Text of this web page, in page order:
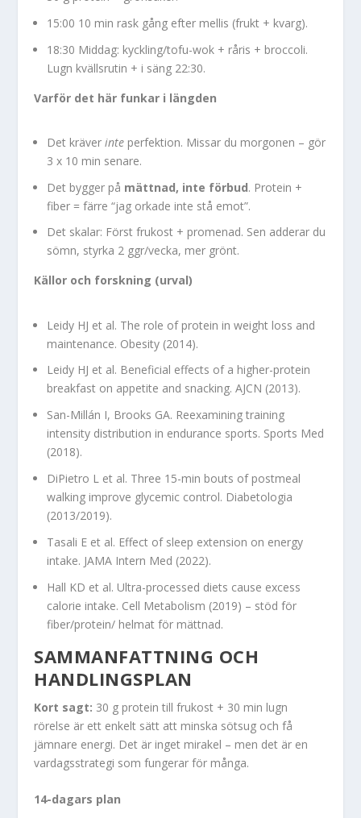
15:00 10 min rask gång efter mellis (frukt + kvarg).
18:30 Middag: kyckling/tofu-wok + råris + broccoli.
Lugn kvällsrutin + i säng 22:30.
Varför det här funkar i längden
Det kräverinte perfektion. Missar du morgonen – gör
3 x 10 min senare.
Det bygger på mättnad, inte förbud. Protein +
fiber = färre “jag orkade inte stå emot”.
Det skalar: Först frukost + promenad. Sen adderar du
sömn, styrka 2 ggr/vecka, mer grönt.
Källor och forskning (urval)
Leidy HJ et al. The role of protein in weight loss and
maintenance. Obesity (2014).
Leidy HJ et al. Beneficial effects of a higher-protein
breakfast on appetite and snacking. AJCN (2013).
San-Millán I, Brooks GA. Reexamining training
intensity distribution in endurance sports. Sports Med
(2018).
DiPietro L et al. Three 15-min bouts of postmeal
walking improve glycemic control. Diabetologia
(2013/2019).
Tasali E et al. Effect of sleep extension on energy
intake. JAMA Intern Med (2022).
Hall KD et al. Ultra-processed diets cause excess
calorie intake. Cell Metabolism (2019) – stöd för
fiber/protein/ helmat för mättnad.
SAMMANFATTNING OCH
HANDLINGSPLAN
Kort sagt: 30 g protein till frukost + 30 min lugn
rörelse är ett enkelt sätt att minska sötsug och få
jämnare energi. Det är inget mirakel – men det är en
vardagsstrategi som fungerar för många.
14-dagars plan